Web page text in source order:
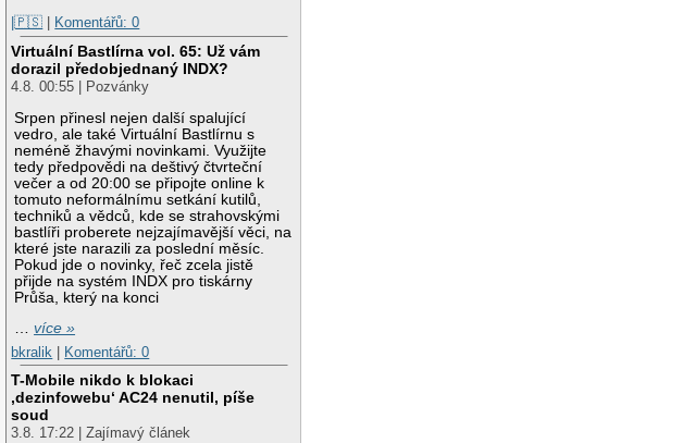
|🇵🇸
Komentářů: 0
Virtuální Bastlírna vol. 65: Už vám
dorazil předobjednaný INDX?
4.8. 00:55 | Pozvánky
Srpen přinesl nejen další spalující
vedro, ale také Virtuální Bastlírnu s
neméně žhavými novinkami. Využijte
tedy předpovědi na deštivý čtvrteční
večer a od 20:00 se připojte online k
tomuto neformálnímu setkání kutilů,
techniků a vědců, kde se strahovskými
bastlíři proberete nejzajímavější věci, na
které jste narazili za poslední měsíc.
Pokud jde o novinky, řeč zcela jistě
přijde na systém INDX pro tiskárny
Průša, který na konci
…více »
bkralik | Komentářů: 0
T-Mobile nikdo k blokaci
‚dezinfowebu‘ AC24 nenutil, píše
soud
3.8. 17:22 | Zajímavý článek